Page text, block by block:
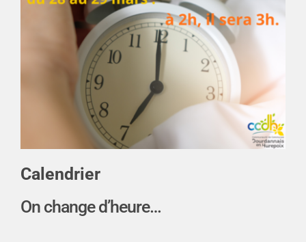
Calendrier
On change d’heure…